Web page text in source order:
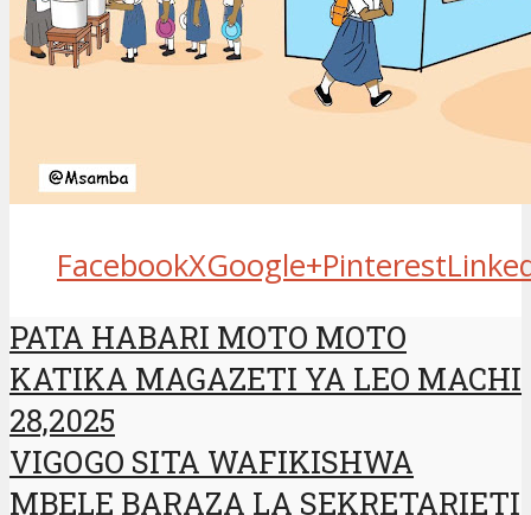
FacebookXGoogle+Pinterest
PATA HABARI MOTO MOTO
KATIKA MAGAZETI YA LEO MACHI
28,2025
VIGOGO SITA WAFIKISHWA
MBELE BARAZA LA SEKRETARIETI